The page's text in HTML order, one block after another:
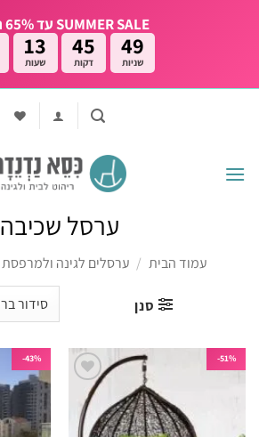
SUMMER SALE עד 65% הנחה
13
שעות
45
דקות
49
שניות
ערסל שכיבה
עמוד הבית / ערסלים לגינה ולמרפסת
סנן
51%-
הוסף
לרשימת
המשאלות
43%-